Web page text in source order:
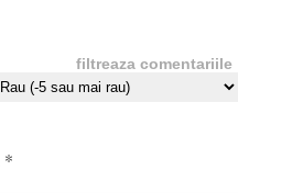
filtreaza comentariile
*